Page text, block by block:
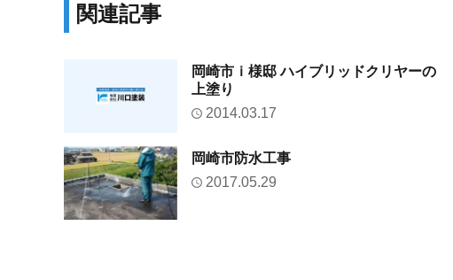
関連記事
岡崎市ｉ様邸 ハイブリッドクリヤーの
上塗り
2014.03.17
岡崎市防水工事
2017.05.29